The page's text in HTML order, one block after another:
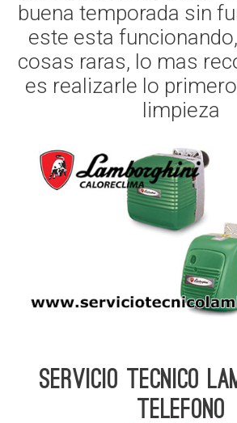
buena temporada sin
este esta
cosas raras, lo mas
es realizarle lo
limpieza
Servicio Tecnico
telefono